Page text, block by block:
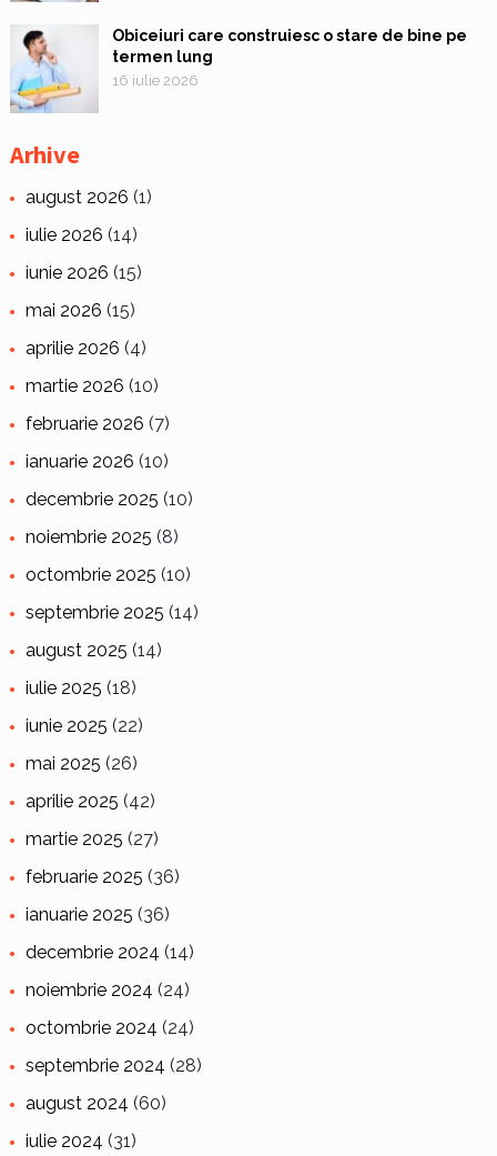
Obiceiuri care construiesc o stare de bine pe
termen lung
16 iulie 2026
Arhive
august 2026 (1)
iulie 2026 (14)
iunie 2026 (15)
mai 2026 (15)
aprilie 2026 (4)
martie 2026 (10)
februarie 2026 (7)
ianuarie 2026 (10)
decembrie 2025 (10)
noiembrie 2025 (8)
octombrie 2025 (10)
septembrie 2025 (14)
august 2025 (14)
iulie 2025 (18)
iunie 2025 (22)
mai 2025 (26)
aprilie 2025 (42)
martie 2025 (27)
februarie 2025 (36)
ianuarie 2025 (36)
decembrie 2024 (14)
noiembrie 2024 (24)
octombrie 2024 (24)
septembrie 2024 (28)
august 2024 (60)
iulie 2024 (31)